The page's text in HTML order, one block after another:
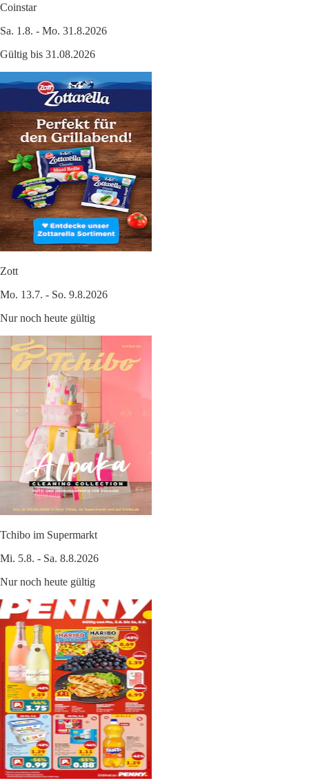
Coinstar
Sa. 1.8. - Mo. 31.8.2026
Gültig bis 31.08.2026
Zott
Mo. 13.7. - So. 9.8.2026
Nur noch heute gültig
Tchibo im Supermarkt
Mi. 5.8. - Sa. 8.8.2026
Nur noch heute gültig